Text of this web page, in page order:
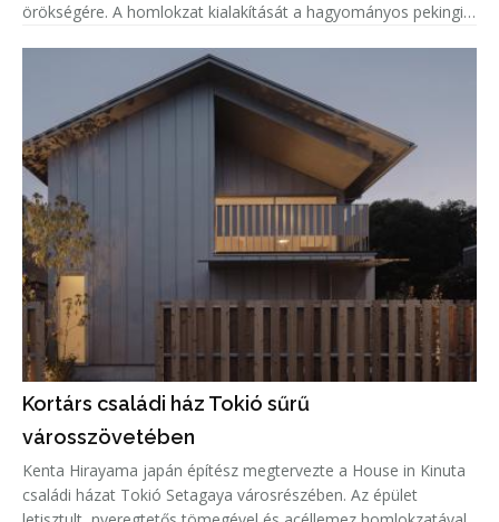
örökségére. A homlokzat kialakítását a hagyományos pekingi
formavilággal és innovat
Kortárs családi ház Tokió sűrű
városszövetében
Kenta Hirayama japán építész megtervezte a House in Kinuta
családi házat Tokió Setagaya városrészében. Az épület